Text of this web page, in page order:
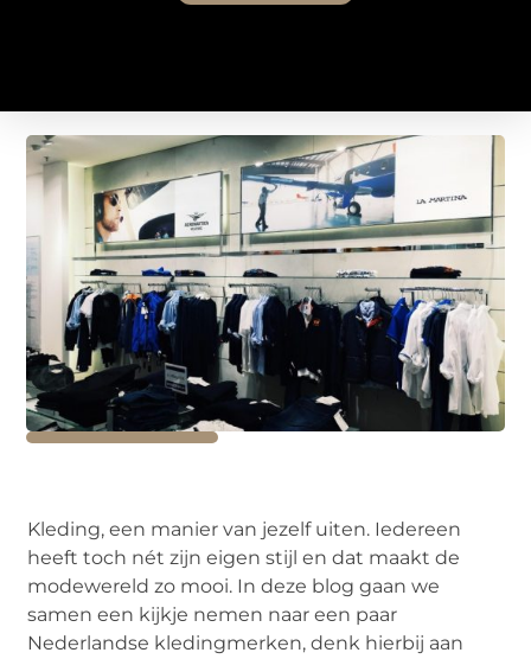
Kleding, een manier van jezelf uiten. Iedereen
heeft toch nét zijn eigen stijl en dat maakt de
modewereld zo mooi. In deze blog gaan we
samen een kijkje nemen naar een paar
Nederlandse kledingmerken, denk hierbij aan